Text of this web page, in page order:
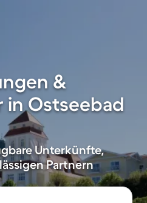
&
in Ostseebad
Unterkünfte,
Partnern